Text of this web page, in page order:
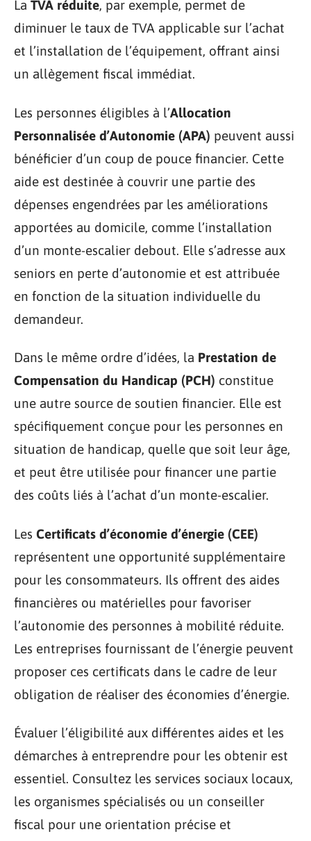
La TVA réduite, par exemple, permet de
diminuer le taux de TVA applicable sur l’achat
et l’installation de l’équipement, offrant ainsi
un allègement fiscal immédiat.
Les personnes éligibles à l’Allocation
Personnalisée d’Autonomie (APA) peuvent aussi
bénéficier d’un coup de pouce financier. Cette
aide est destinée à couvrir une partie des
dépenses engendrées par les améliorations
apportées au domicile, comme l’installation
d’un monte-escalier debout. Elle s’adresse aux
seniors en perte d’autonomie et est attribuée
en fonction de la situation individuelle du
demandeur.
Dans le même ordre d’idées, la Prestation de
Compensation du Handicap (PCH) constitue
une autre source de soutien financier. Elle est
spécifiquement conçue pour les personnes en
situation de handicap, quelle que soit leur âge,
et peut être utilisée pour financer une partie
des coûts liés à l’achat d’un monte-escalier.
Les Certificats d’économie d’énergie (CEE)
représentent une opportunité supplémentaire
pour les consommateurs. Ils offrent des aides
financières ou matérielles pour favoriser
l’autonomie des personnes à mobilité réduite.
Les entreprises fournissant de l’énergie peuvent
proposer ces certificats dans le cadre de leur
obligation de réaliser des économies d’énergie.
Évaluer l’éligibilité aux différentes aides et les
démarches à entreprendre pour les obtenir est
essentiel. Consultez les services sociaux locaux,
les organismes spécialisés ou un conseiller
fiscal pour une orientation précise et